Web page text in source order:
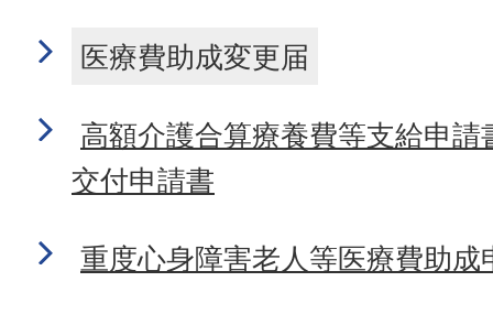
医療費助成変更届
高額介護合算療養費等支給申
交付申請書
重度心身障害老人等医療費助成